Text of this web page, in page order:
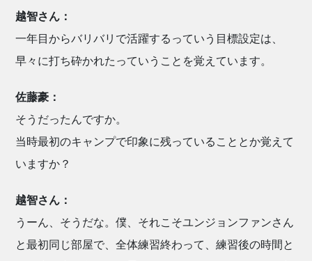
越智さん：
一年目からバリバリで活躍するっていう目標設定は、
早々に打ち砕かれたっていうことを覚えています。
佐藤豪：
そうだったんですか。
当時最初のキャンプで印象に残っていることとか覚えて
いますか？
越智さん：
うーん、そうだな。僕、それこそユンジョンファンさん
と最初同じ部屋で、全体練習終わって、練習後の時間と